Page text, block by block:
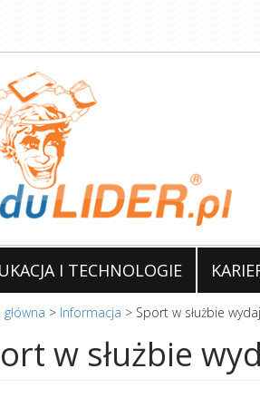
I TECHNOLOGIE
> Informacja > Sport w służbie
w służbie